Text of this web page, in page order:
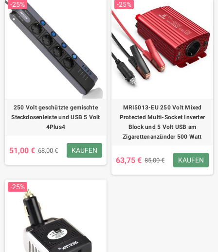
-25%
250 Volt geschützte gemischte
Steckdosenleiste und USB 5 Volt
4Plus4
51,00 € 68,00 € KAUFEN
-25%
MRI5013-EU 250 Volt Mixed
Protected Multi-Socket Inverter
Block und 5 Volt USB am
Zigarettenanzünder 500 Watt
63,75 € 85,00 € KAUFEN
-25%